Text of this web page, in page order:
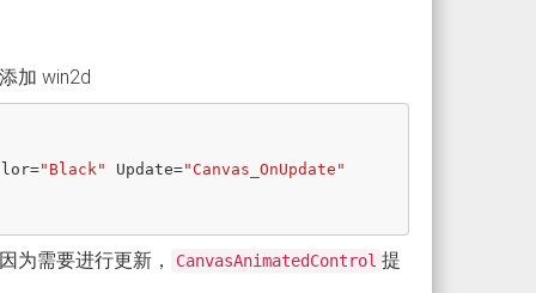
加 win2d
="Black" Update="Canvas_OnUpdate"
为需要进行更新， CanvasAnimatedControl 提